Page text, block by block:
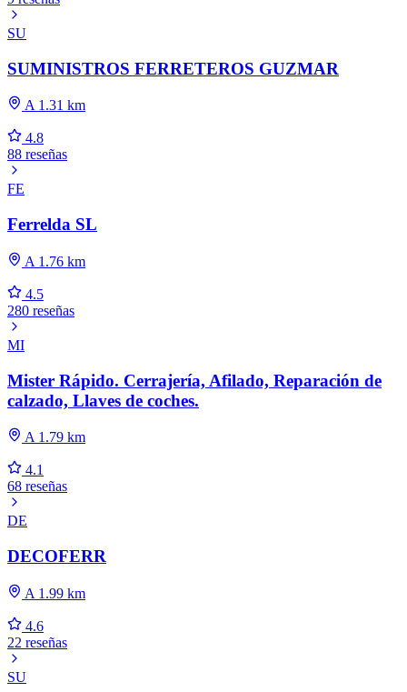
SU
SUMINISTROS FERRETEROS GUZMAR
A 1.31 km
4.8
88 reseñas
FE
Ferrelda SL
A 1.76 km
4.5
280 reseñas
MI
Mister Rápido. Cerrajería, Afilado, Reparación de
calzado, Llaves de coches.
A 1.79 km
4.1
68 reseñas
DE
DECOFERR
A 1.99 km
4.6
22 reseñas
SU